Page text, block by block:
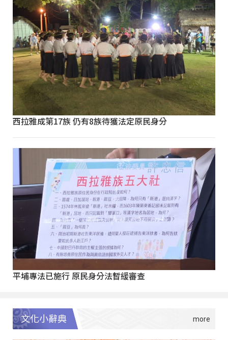
西拉雅成第17族 仍有8族待獲法定原民身分
平埔專法已施行 原民身分法暫緩審查
文化小辭典